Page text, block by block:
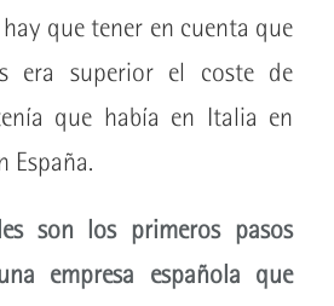
que tener en cuenta que
era superior el coste de
que había en Italia en
España.
son los primeros pasos
empresa española que